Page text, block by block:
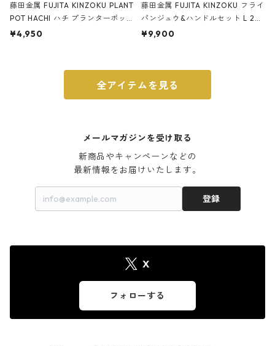
藤田金属 FUJITA KINZOKU PLANT
POT HACHI ハチ プランターポッ
ト 3号 ブラック
¥4,950
藤田金属 FUJITA KINZOKU フライ
パンジュウ&ハンドルセット L 24c
m ガス火・IH対応 鉄フライパン
¥9,900
全アイテムを見る
メールマガジンを受け取る
新商品やキャンペーンなどの
最新情報をお届けいたします。
登録
X
フォローする